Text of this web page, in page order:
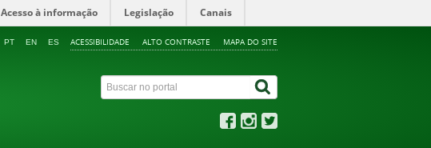
Acesso à informação Legislação Canais
ACESSIBILIDADE ALTO CONTRASTE MAPA DO SITE
PT EN ES